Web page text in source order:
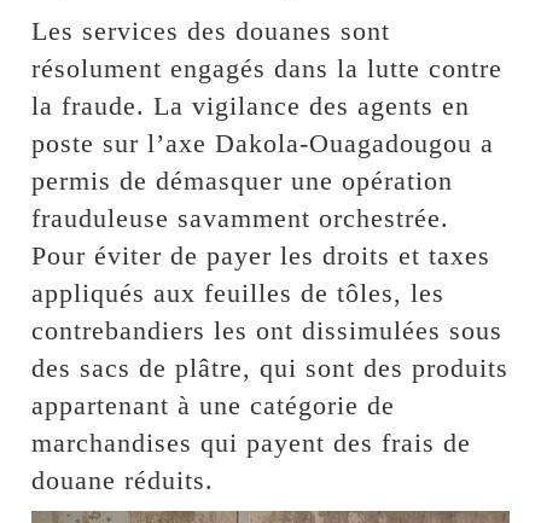
Les services des douanes sont
résolument engagés dans la lutte contre
la fraude. La vigilance des agents en
poste sur l’axe Dakola-Ouagadougou a
permis de démasquer une opération
frauduleuse savamment orchestrée.
Pour éviter de payer les droits et taxes
appliqués aux feuilles de tôles, les
contrebandiers les ont dissimulées sous
des sacs de plâtre, qui sont des produits
appartenant à une catégorie de
marchandises qui payent des frais de
douane réduits.